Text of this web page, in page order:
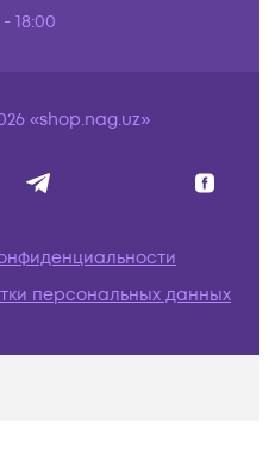
18:00
«shop.nag.uz»
персональных данных